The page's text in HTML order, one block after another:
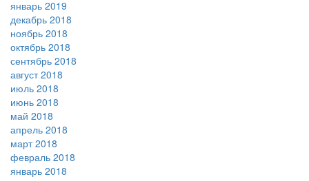
январь 2019
декабрь 2018
ноябрь 2018
октябрь 2018
сентябрь 2018
август 2018
июль 2018
июнь 2018
май 2018
апрель 2018
март 2018
февраль 2018
январь 2018